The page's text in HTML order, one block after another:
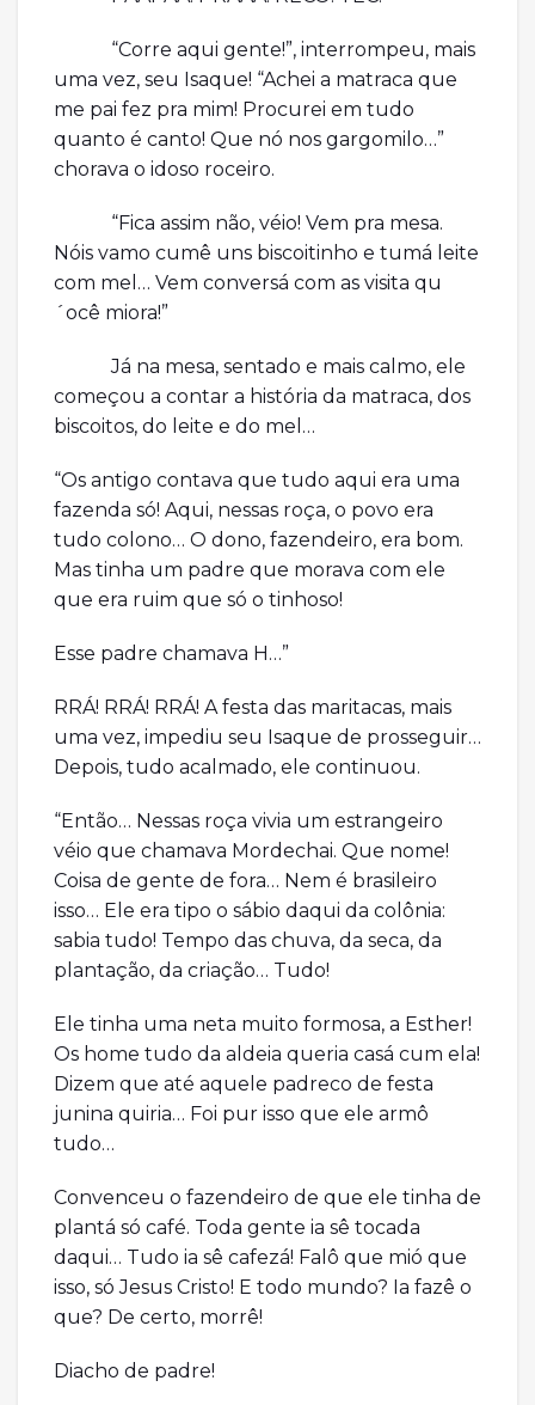
“Corre aqui gente!”, interrompeu, mais
uma vez, seu Isaque! “Achei a matraca que
me pai fez pra mim! Procurei em tudo
quanto é canto! Que nó nos gargomilo…”
chorava o idoso roceiro.
“Fica assim não, véio! Vem pra mesa.
Nóis vamo cumê uns biscoitinho e tumá leite
com mel… Vem conversá com as visita qu
´ocê miora!”
Já na mesa, sentado e mais calmo, ele
começou a contar a história da matraca, dos
biscoitos, do leite e do mel…
“Os antigo contava que tudo aqui era uma
fazenda só! Aqui, nessas roça, o povo era
tudo colono… O dono, fazendeiro, era bom.
Mas tinha um padre que morava com ele
que era ruim que só o tinhoso!
Esse padre chamava H…”
RRÁ! RRÁ! RRÁ! A festa das maritacas, mais
uma vez, impediu seu Isaque de prosseguir…
Depois, tudo acalmado, ele continuou.
“Então… Nessas roça vivia um estrangeiro
véio que chamava Mordechai. Que nome!
Coisa de gente de fora… Nem é brasileiro
isso… Ele era tipo o sábio daqui da colônia:
sabia tudo! Tempo das chuva, da seca, da
plantação, da criação… Tudo!
Ele tinha uma neta muito formosa, a Esther!
Os home tudo da aldeia queria casá cum ela!
Dizem que até aquele padreco de festa
junina quiria… Foi pur isso que ele armô
tudo…
Convenceu o fazendeiro de que ele tinha de
plantá só café. Toda gente ia sê tocada
daqui… Tudo ia sê cafezá! Falô que mió que
isso, só Jesus Cristo! E todo mundo? Ia fazê o
que? De certo, morrê!
Diacho de padre!